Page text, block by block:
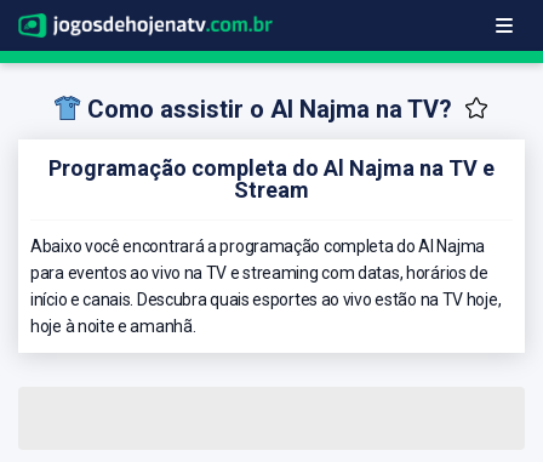
Como assistir o Al Najma na TV?
Programação completa do Al Najma na TV e
Stream
Abaixo você encontrará a programação completa do Al Najma
para eventos ao vivo na TV e streaming com datas, horários de
início e canais. Descubra quais esportes ao vivo estão na TV hoje,
hoje à noite e amanhã.